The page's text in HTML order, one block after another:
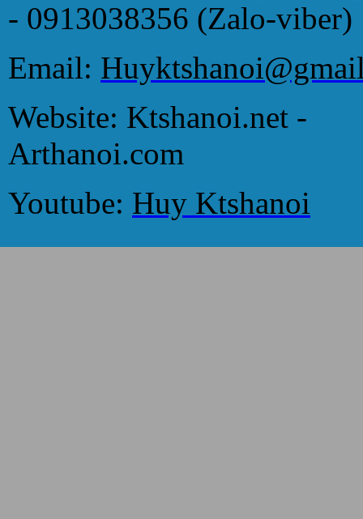
- 0913038356 (Zalo-viber)
Email:
Website: Ktshanoi.net -
Arthanoi.com
Youtube: Huy Ktshanoi